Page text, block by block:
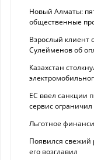
Новый Алматы:
общественные
Взрослый клиент
Сулейменов об
Казахстан
ЕС ввел санкции
сервис
Льготное
Появился свежий
его возглавил